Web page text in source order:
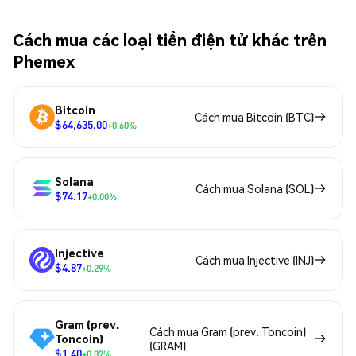
Cách mua các loại tiền điện tử khác trên
Phemex
Bitcoin
$64,635.00+0.60%
Cách mua Bitcoin (BTC)
Solana
$74.17+0.00%
Cách mua Solana (SOL)
Injective
$4.87+0.29%
Cách mua Injective (INJ)
Gram (prev.
Toncoin)
$1.40
Cách mua Gram (prev. Toncoin)
(GRAM)